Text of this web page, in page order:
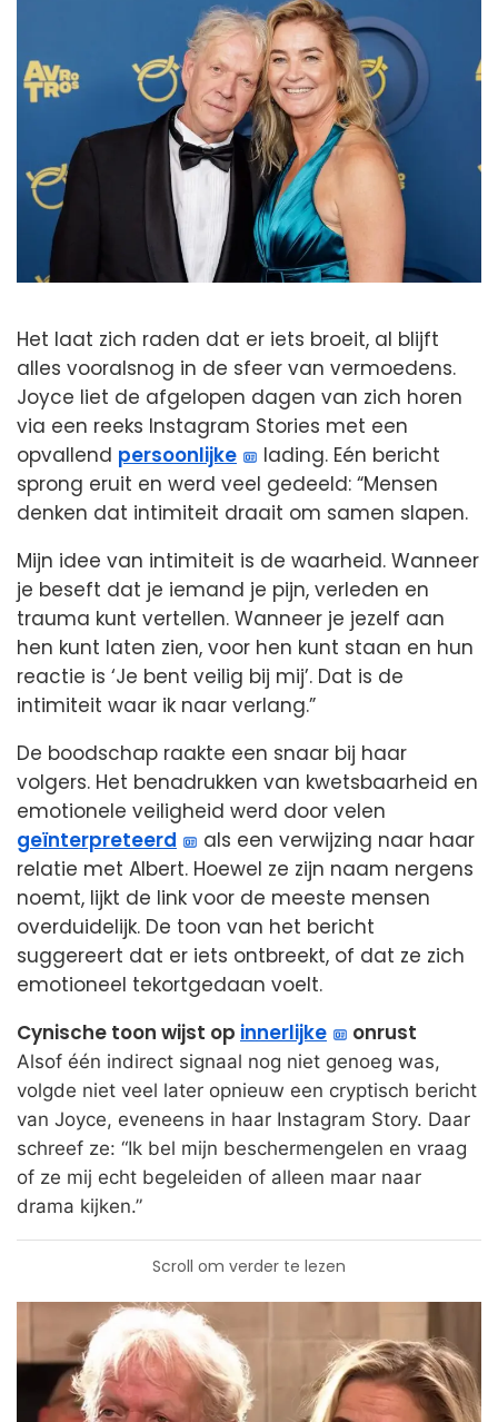
Het laat zich raden dat er iets broeit, al blijft
alles vooralsnog in de sfeer van vermoedens.
Joyce liet de afgelopen dagen van zich horen
via een reeks Instagram Stories met een
opvallend persoonlijke
lading. Eén bericht
sprong eruit en werd veel gedeeld: “Mensen
denken dat intimiteit draait om samen slapen.
Mijn idee van intimiteit is de waarheid. Wanneer
je beseft dat je iemand je pijn, verleden en
trauma kunt vertellen. Wanneer je jezelf aan
hen kunt laten zien, voor hen kunt staan ​​en hun
reactie is ‘Je bent veilig bij mij’. Dat is de
intimiteit waar ik naar verlang.”
De boodschap raakte een snaar bij haar
volgers. Het benadrukken van kwetsbaarheid en
emotionele veiligheid werd door velen
geïnterpreteerd
als een verwijzing naar haar
relatie met Albert. Hoewel ze zijn naam nergens
noemt, lijkt de link voor de meeste mensen
overduidelijk. De toon van het bericht
suggereert dat er iets ontbreekt, of dat ze zich
emotioneel tekortgedaan voelt.
Cynische toon wijst op innerlijke onrust
Alsof één indirect signaal nog niet genoeg was,
volgde niet veel later opnieuw een cryptisch bericht
van Joyce, eveneens in haar Instagram Story. Daar
schreef ze: “Ik bel mijn beschermengelen en vraag
of ze mij echt begeleiden of alleen maar naar
drama kijken.”
Scroll om verder te lezen